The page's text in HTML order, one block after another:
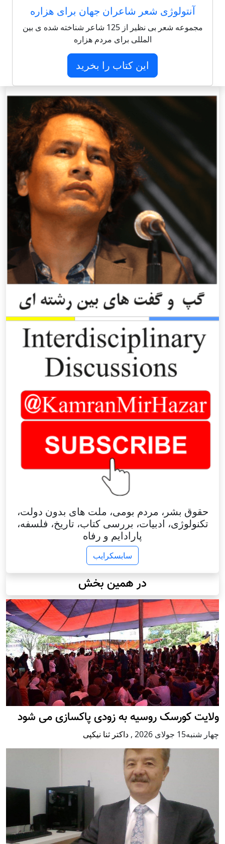
آنتولوژی شعر شاعران جهان برای هزاره
مجموعه شعر بی نظیر از 125 شاعر شناخته شده ی بین
المللی برای مردم هزاره
این کتاب را بخرید
حقوق بشر، مردم بومی، ملت های بدون دولت،
تکنولوژی، ادبیات، بررسی کتاب، تاریخ، فلسفه،
پارادایم و رفاه
سابسکرایب
در همین بخش
ولایت کورسک روسیه به زودی پاکسازی می شود
چهار شنبه15 جولای 2026 , داکتر ثنا نیکپی